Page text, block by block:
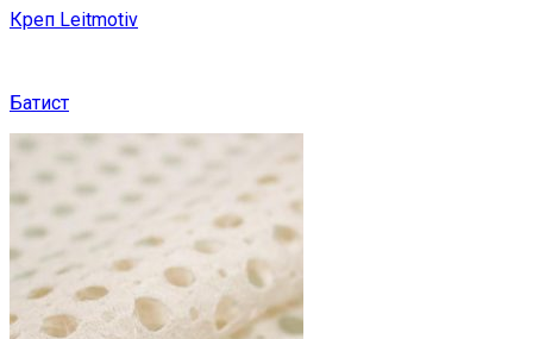
Креп Leitmotiv
Батист